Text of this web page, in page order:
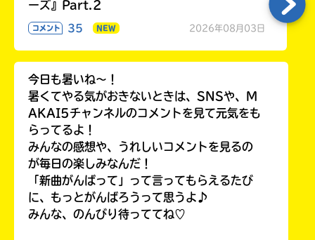
ーズ』Part.2
コメント 35 NEW 2026年08月03日
今日も暑いね〜！
暑くてやる気がおきないときは、SNSや、M
AKAI5チャンネルのコメントを見て元気をも
らってるよ！
みんなの感想や、うれしいコメントを見るの
が毎日の楽しみなんだ！
「新曲がんばって」って言ってもらえるたび
に、もっとがんばろうって思うよ♪
みんな、のんびり待っててね♡